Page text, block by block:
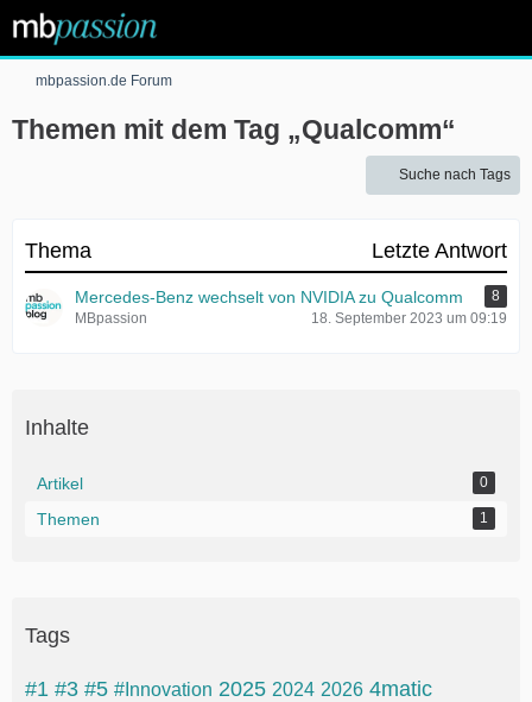
mbpassion.de Forum
Themen mit dem Tag „Qualcomm“
Suche nach Tags
Thema Letzte Antwort
Mercedes-Benz wechselt von NVIDIA zu Qualcomm
8
MBpassion
18. September 2023 um 09:19
Inhalte
Artikel 0
Themen 1
Tags
#1 #3 #5 #Innovation 2025 2024 2026 4matic